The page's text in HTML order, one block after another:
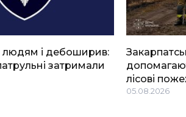
людям і дебоширив:
затримали
лісові
05.08.2026